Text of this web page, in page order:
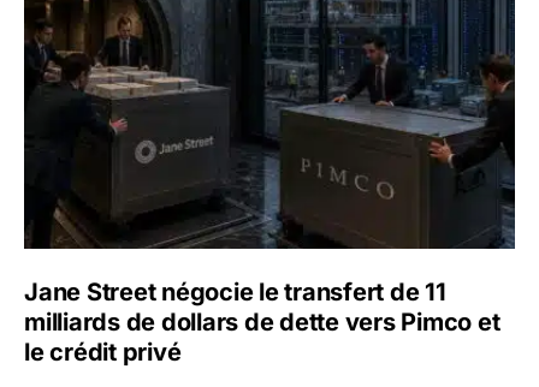
Jane Street négocie le transfert de 11
milliards de dollars de dette vers Pimco et
le crédit privé